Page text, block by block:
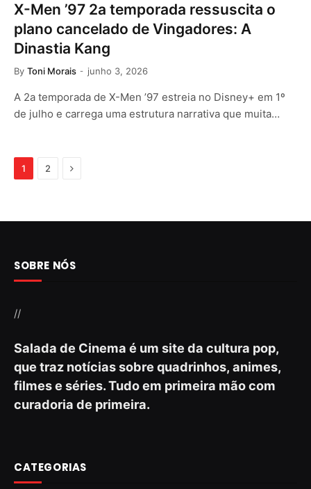
X-Men ’97 2a temporada ressuscita o
plano cancelado de Vingadores: A
Dinastia Kang
By Toni Morais junho 3, 2026
A 2a temporada de X-Men ’97 estreia no Disney+ em 1º
de julho e carrega uma estrutura narrativa que muita…
1 2 Next
SOBRE NÓS
//
Salada de Cinema é um site da cultura pop,
que traz notícias sobre quadrinhos, animes,
filmes e séries. Tudo em primeira mão com
curadoria de primeira.
CATEGORIAS